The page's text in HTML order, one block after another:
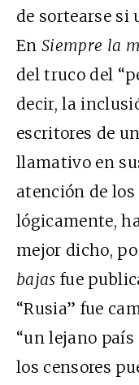
de sortearse si
EnSiempre la
del truco del
decir, la
escritores de
llamativo en
atención de los
lógicamente,
mejor dicho,
bajas fue
“Rusia” fue
“un lejano país
los censores